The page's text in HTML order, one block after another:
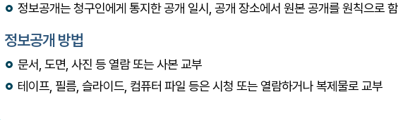
정보공개는 청구인에게 통지한 공개 일시, 공개 장소에서 원본 공개를 원칙으로 함
정보공개 방법
문서, 도면, 사진 등 열람 또는 사본 교부
테이프, 필름, 슬라이드, 컴퓨터 파일 등은 시청 또는 열람하거나 복제물로 교부